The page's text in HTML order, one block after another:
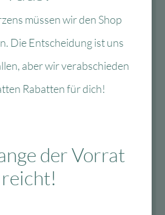
13:00 Uhrmüssen wir den Shop
Die Entscheidung ist uns
aber wir verabschieden
Rabatten für dich!
der Vorrat
reicht!